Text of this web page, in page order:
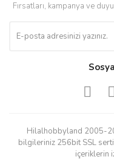
Fırsatları, kampanya ve
Hilalhobbyland 2005-
bilgileriniz 256bit SSL
içeriklerin